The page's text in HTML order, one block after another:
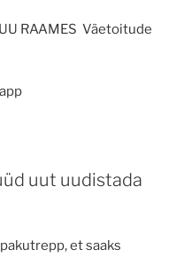
RAAMES Väetoitude
uut uudistada
et saaks